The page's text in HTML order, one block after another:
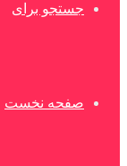
جستجو برای
صفحه نخست